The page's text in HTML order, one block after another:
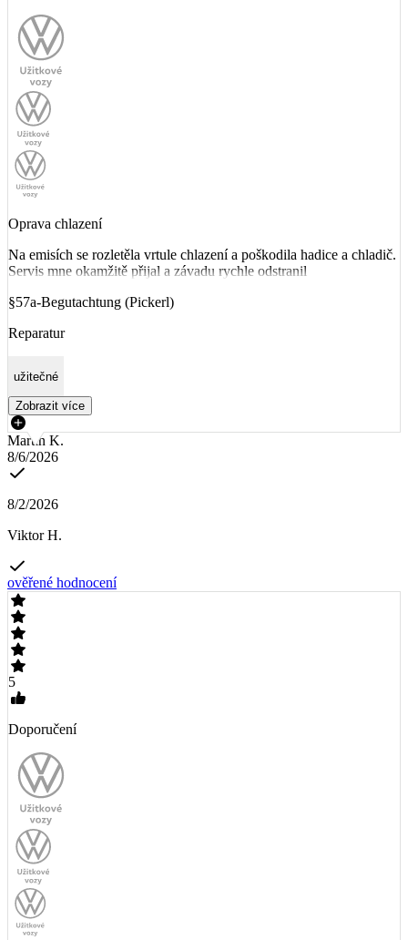
Oprava chlazení
Na emisích se rozletěla vrtule chlazení a poškodila hadice a chladič.
Servis mne okamžitě přijal a závadu rychle odstranil
§57a-Begutachtung (Pickerl)
Reparatur
užitečné
Zobrazit více
Martin K.
8/6/2026
8/2/2026
Viktor H.
ověřené hodnocení
5
Doporučení